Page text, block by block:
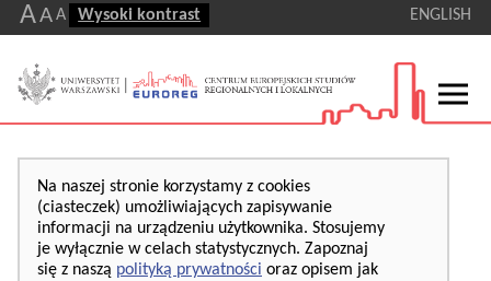
AA A Wysoki kontrast ENGLISH
Na naszej stronie korzystamy z cookies
(ciasteczek) umożliwiających zapisywanie
informacji na urządzeniu użytkownika. Stosujemy
je wyłącznie w celach statystycznych. Zapoznaj
się z naszą polityką prywatności oraz opisem jak